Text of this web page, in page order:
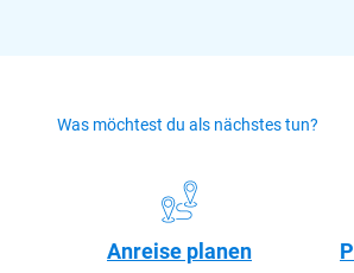
Was möchtest du als nächstes tun?
Anreise planen